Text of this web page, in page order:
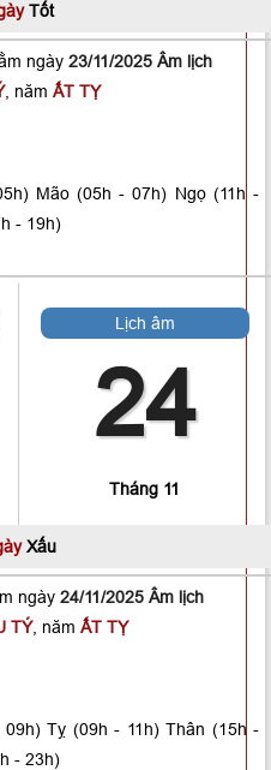
Tốt
ngày 23/11/2025 Âm lịch
, năm ẤT TỴ
Mão(05h - 07h) Ngọ(11h -
- 19h)
Lịch âm
24
Tháng 11
Xấu
ngày 24/11/2025 Âm lịch
TÝ, năm ẤT TỴ
09h) Tỵ (09h - 11h) Thân (15h -
- 23h)